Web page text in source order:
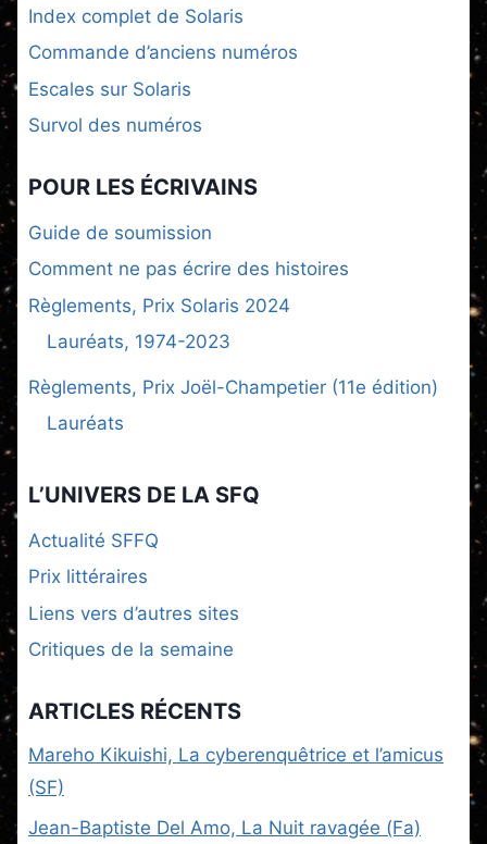
Index complet de Solaris
Commande d’anciens numéros
Escales sur Solaris
Survol des numéros
POUR LES ÉCRIVAINS
Guide de soumission
Comment ne pas écrire des histoires
Règlements, Prix Solaris 2024
Lauréats, 1974-2023
Règlements, Prix Joël-Champetier (11e édition)
Lauréats
L’UNIVERS DE LA SFQ
Actualité SFFQ
Prix littéraires
Liens vers d’autres sites
Critiques de la semaine
ARTICLES RÉCENTS
Mareho Kikuishi, La cyberenquêtrice et l’amicus
(SF)
Jean-Baptiste Del Amo, La Nuit ravagée (Fa)